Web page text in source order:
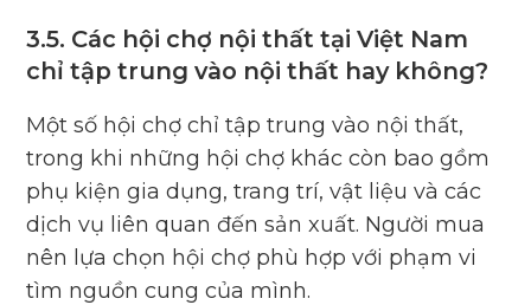
3.5. Các hội chợ nội thất tại Việt Nam
chỉ tập trung vào nội thất hay không?
Một số hội chợ chỉ tập trung vào nội thất,
trong khi những hội chợ khác còn bao gồm
phụ kiện gia dụng, trang trí, vật liệu và các
dịch vụ liên quan đến sản xuất. Người mua
nên lựa chọn hội chợ phù hợp với phạm vi
tìm nguồn cung của mình.